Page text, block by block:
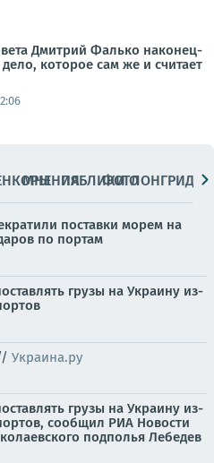
Дмитрий Фалько наконец-
которое сам же и считает
МНЕНИЯПАБЛИКИ
ФОТОЛОНГРИДЫ
поставки морем на
по портам
грузы на Украину из-
Украина.ру
грузы на Украину из-
сообщил РИА Новости
подполья Лебедев